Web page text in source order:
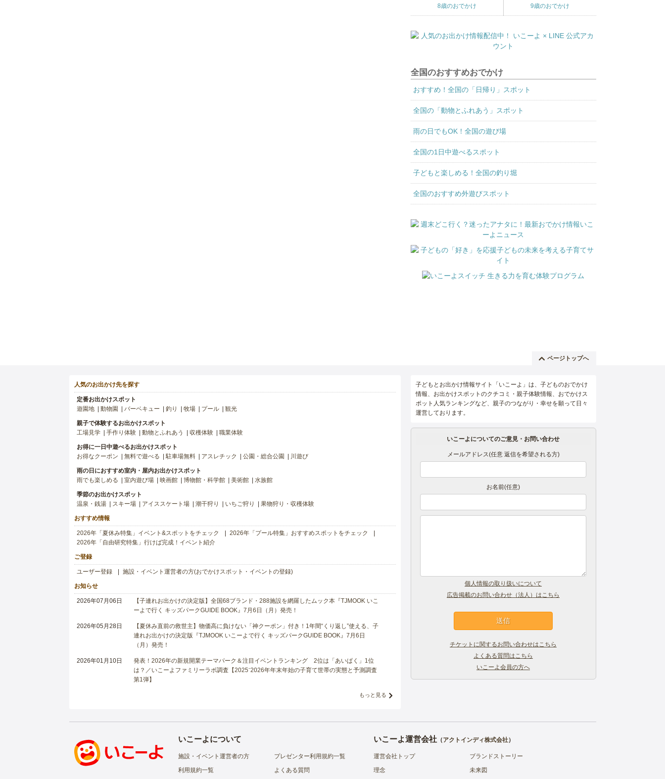
8歳のおでかけ 9歳のおでかけ
全国のおすすめおでかけ
おすすめ！全国の「日帰り」スポット
全国の「動物とふれあう」スポット
雨の日でもOK！全国の遊び場
全国の1日中遊べるスポット
子どもと楽しめる！全国の釣り堀
全国のおすすめ外遊びスポット
ページトップへ
人気のお出かけ先を探す
定番お出かけスポット
遊園地
動物園 バーベキュー 釣り 牧場 プール 観光
親子で体験するお出かけスポット
工場見学
手作り体験 動物とふれあう 収穫体験 職業体験
お得に一日中遊べるお出かけスポット
お得なクーポン
無料で遊べる 駐車場無料 アスレチック 公園・総合公園 川遊び
雨の日におすすめ室内・屋内お出かけスポット
雨でも楽しめる
室内遊び場 映画館 博物館・科学館 美術館 水族館
季節のお出かけスポット
温泉・銭湯
スキー場 アイススケート場 潮干狩り いちご狩り 果物狩り・収穫体験
おすすめ情報
2026年「夏休み特集」イベント&スポットをチェック
2026年「プール特集」おすすめスポットをチェック
2026年「自由研究特集」行けば完成！イベント紹介
ご登録
ユーザー登録 施設・イベント運営者の方(おでかけスポット・イベントの登録)
お知らせ
2026年07月06日
【子連れお出かけの決定版】全国68ブランド・288施設を網羅したムック本『TJMOOK いこ
ーよで行く キッズパークGUIDE BOOK』7月6日（月）発売！
2026年05月28日
【夏休み直前の救世主】物価高に負けない「神クーポン」付き！1年間“くり返し”使える、子
連れお出かけの決定版『TJMOOK いこーよで行く キッズパークGUIDE BOOK』7月6日
（月）発売！
2026年01月10日
発表！2026年の新規開業テーマパーク＆注目イベントランキング 2位は「あいぱく」1位
は？／いこーよファミリーラボ調査【2025⁻2026年年末年始の子育て世帯の実態と予測調査
第1弾】
もっと見る
子どもとお出かけ情報サイト「いこーよ」は、子どものおでかけ
情報、お出かけスポットのクチコミ・親子体験情報、おでかけス
ポット人気ランキングなど、親子のつながり・幸せを願って日々
運営しております。
いこーよについてのご意見・お問い合わせ
メールアドレス(任意 返信を希望される方)
お名前(任意)
個人情報の取り扱いについて
広告掲載のお問い合わせ（法人）はこちら
チケットに関するお問い合わせはこちら
よくある質問はこちら
いこーよ会員の方へ
いこーよについて
施設・イベント運営者の方
プレゼンター利用規約一覧
利用規約一覧
よくある質問
いこーよ運営会社（アクトインディ株式会社）
運営会社トップ
ブランドストーリー
理念
未来図